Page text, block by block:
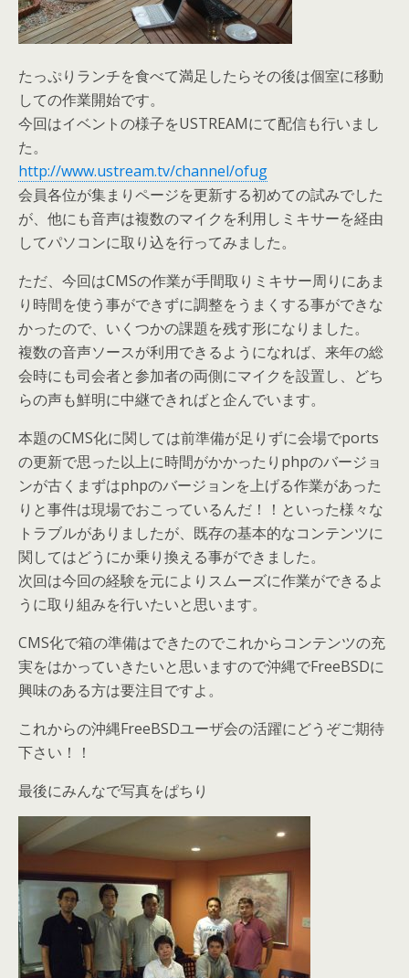
たっぷりランチを食べて満足したらその後は個室に移動
しての作業開始です。
今回はイベントの様子をUSTREAMにて配信も行いまし
た。
http://www.ustream.tv/channel/ofug
会員各位が集まりページを更新する初めての試みでした
が、他にも音声は複数のマイクを利用しミキサーを経由
してパソコンに取り込を行ってみました。
ただ、今回はCMSの作業が手間取りミキサー周りにあま
り時間を使う事ができずに調整をうまくする事ができな
かったので、いくつかの課題を残す形になりました。
複数の音声ソースが利用できるようになれば、来年の総
会時にも司会者と参加者の両側にマイクを設置し、どち
らの声も鮮明に中継できればと企んでいます。
本題のCMS化に関しては前準備が足りずに会場でports
の更新で思った以上に時間がかかったりphpのバージョ
ンが古くまずはphpのバージョンを上げる作業があった
りと事件は現場でおこっているんだ！！といった様々な
トラブルがありましたが、既存の基本的なコンテンツに
関してはどうにか乗り換える事ができました。
次回は今回の経験を元によりスムーズに作業ができるよ
うに取り組みを行いたいと思います。
CMS化で箱の準備はできたのでこれからコンテンツの充
実をはかっていきたいと思いますので沖縄でFreeBSDに
興味のある方は要注目ですよ。
これからの沖縄FreeBSDユーザ会の活躍にどうぞご期待
下さい！！
最後にみんなで写真をぱちり